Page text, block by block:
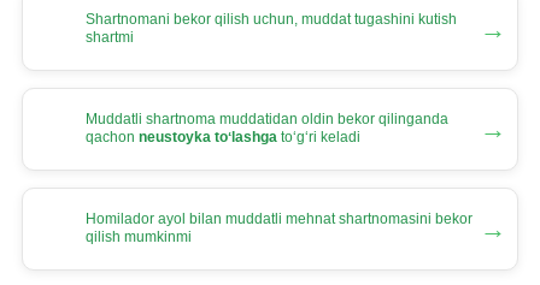
Shartnomani bekor qilish uchun, muddat tugashini kutish
shartmi
→
Muddatli shartnoma muddatidan oldin bekor qilinganda
qachon neustoyka toʻlashga toʻgʻri keladi →
Homilador ayol bilan muddatli mehnat shartnomasini bekor
qilish mumkinmi
→